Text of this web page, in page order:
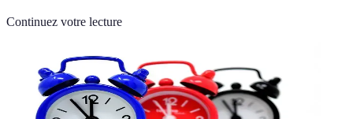
Continuez votre lecture